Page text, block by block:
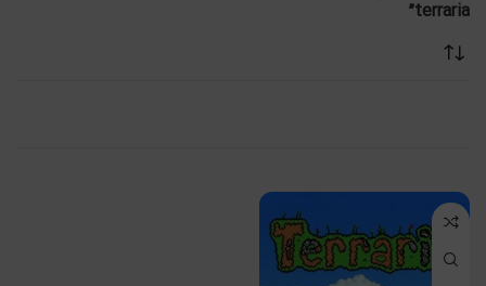
terraria”